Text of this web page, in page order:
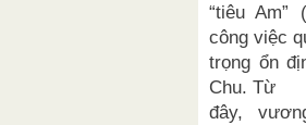
“tiêu
công việc
trọng ổn
Chu. Từ
đây,